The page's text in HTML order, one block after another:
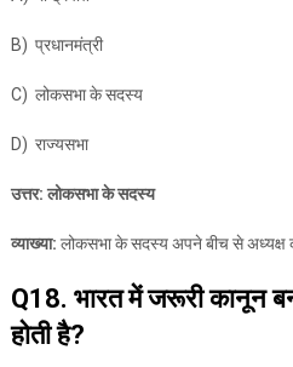
B) प्रधानमंत्री
C) लोकसभा के सदस्य
D) राज्यसभा
उत्तर: लोकसभा के सदस्य
व्याख्या: लोकसभा के सदस्य अपने बीच से अध्यक्ष
Q18. भारत में जरूरी कानून
होती है?